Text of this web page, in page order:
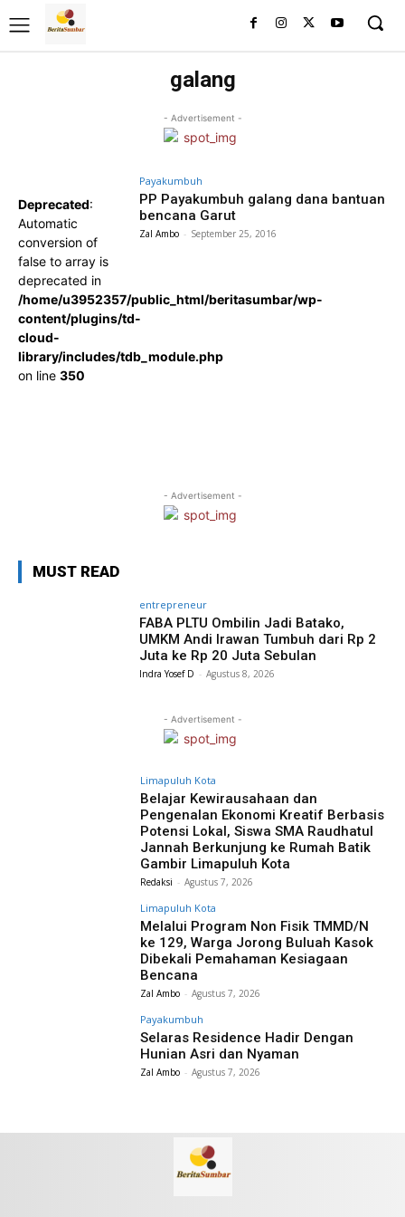
galang
- Advertisement -
Deprecated:
Automatic
conversion of
false to array is
deprecated in
/home/u3952357/public_html/beritasumbar/wp-
content/plugins/td-
cloud-
library/includes/tdb_module.php
on line 350
Payakumbuh
PP Payakumbuh galang dana bantuan
bencana Garut
Zal Ambo - September 25, 2016
- Advertisement -
MUST READ
entrepreneur
FABA PLTU Ombilin Jadi Batako,
UMKM Andi Irawan Tumbuh dari Rp 2
Juta ke Rp 20 Juta Sebulan
Indra Yosef D - Agustus 8, 2026
- Advertisement -
Limapuluh Kota
Belajar Kewirausahaan dan
Pengenalan Ekonomi Kreatif Berbasis
Potensi Lokal, Siswa SMA Raudhatul
Jannah Berkunjung ke Rumah Batik
Gambir Limapuluh Kota
Redaksi - Agustus 7, 2026
Limapuluh Kota
Melalui Program Non Fisik TMMD/N
ke 129, Warga Jorong Buluah Kasok
Dibekali Pemahaman Kesiagaan
Bencana
Zal Ambo - Agustus 7, 2026
Payakumbuh
Selaras Residence Hadir Dengan
Hunian Asri dan Nyaman
Zal Ambo - Agustus 7, 2026